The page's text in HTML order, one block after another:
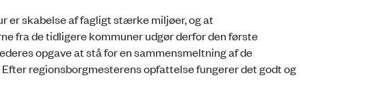
er skabelse af fagligt stærke miljøer, og at
fra de tidligere kommuner udgør derfor den første
opgave at stå for en sammensmeltning af de
regionsborgmesterens opfattelse fungerer det godt og